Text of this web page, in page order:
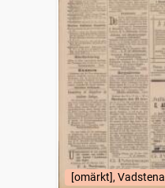
[omärkt], Vadstena